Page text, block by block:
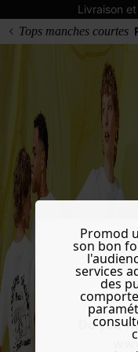
Livraison
Do you
Tops manches courtes
Promod
son bon
services
des